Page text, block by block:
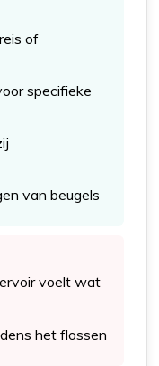
of
specifieke
van beugels
voelt wat
het flossen